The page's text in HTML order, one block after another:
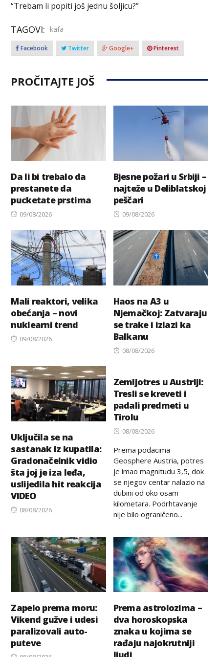
“Trebam li popiti još jednu šoljicu?”
TAGOVI: kafa
Facebook Twitter Google+ Pinterest
PROČITAJTE JOŠ
Da li bi trebalo da
prestanete da
pucketate prstima
Posted
09/08/2026
Bjesne požari u Srbiji –
najteže u Deliblatskoj
peščari
Posted
09/08/2026
Mali reaktori, velika
obećanja – novi
nuklearni trend
Posted
09/08/2026
Haos na A3 u
Njemačkoj: Zatvaraju
se trake i izlazi ka
Balkanu
Posted
08/08/2026
Uključila se na
sastanak iz kupatila:
Gradonačelnik vidio
šta joj je iza leđa,
uslijedila hit reakcija
VIDEO
Posted
08/08/2026
Zemljotres u Austriji:
Tresli se kreveti i
padali predmeti u
Tirolu
Posted
08/08/2026
Prema podacima
Geosphere Austria, potres
je imao magnitudu 3,5, dok
se njegov centar nalazio na
dubini od oko osam
kilometara. Podrhtavanje
nije bilo ograničeno...
Zapelo prema moru:
Vikend gužve i udesi
paralizovali auto-
puteve
Prema astrolozima –
dva horoskopska
znaka u kojima se
rađaju najokrutniji